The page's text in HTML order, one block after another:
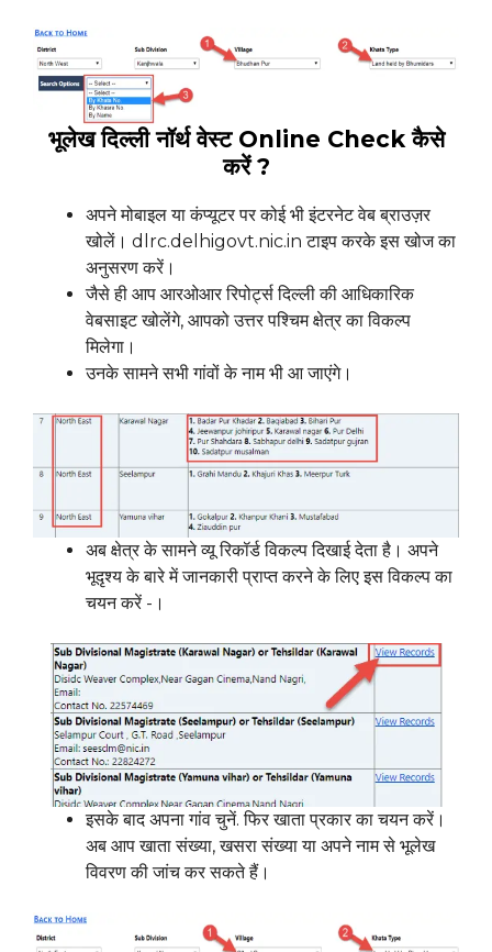
भूलेख दिल्ली नॉर्थ वेस्ट Online Check कैसे
करें ?
अपने मोबाइल या कंप्यूटर पर कोई भी इंटरनेट वेब ब्राउज़र
खोलें। dlrc.delhigovt.nic.in टाइप करके इस खोज का
अनुसरण करें।
जैसे ही आप आरओआर रिपोर्ट्स दिल्ली की आधिकारिक
वेबसाइट खोलेंगे, आपको उत्तर पश्चिम क्षेत्र का विकल्प
मिलेगा।
उनके सामने सभी गांवों के नाम भी आ जाएंगे।
अब क्षेत्र के सामने व्यू रिकॉर्ड विकल्प दिखाई देता है। अपने
भूदृश्य के बारे में जानकारी प्राप्त करने के लिए इस विकल्प का
चयन करें -।
इसके बाद अपना गांव चुनें. फिर खाता प्रकार का चयन करें।
अब आप खाता संख्या, खसरा संख्या या अपने नाम से भूलेख
विवरण की जांच कर सकते हैं।